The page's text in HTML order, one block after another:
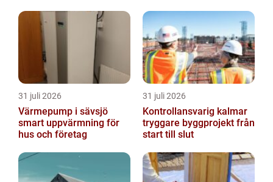
31 juli 2026
Värmepump i sävsjö
smart uppvärmning för
hus och företag
31 juli 2026
Kontrollansvarig kalmar
tryggare byggprojekt från
start till slut